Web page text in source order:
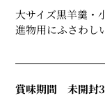
ー
ト
に
品
を
大サイズ黒羊羹・
進物用にふさわし
賞味期間 未開封